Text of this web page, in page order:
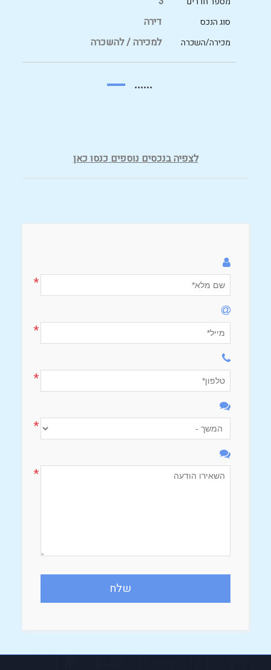
סוג הנכס דירה
מכירה/השכרה למכירה / להשכרה
......
לצפיה בנכסים נוספים כנסו כאן
*
*
*
*
*
שלח